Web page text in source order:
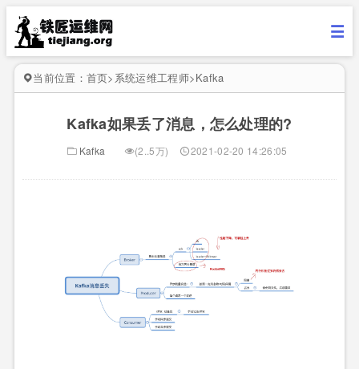
当前位置： 首页> 系统运维工程师>Kafka
Kafka如果丢了消息，怎么处理的?
Kafka (2..5万) 2021-02-20 14:26:05